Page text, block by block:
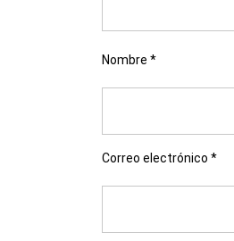
Nombre *
Correo electrónico *